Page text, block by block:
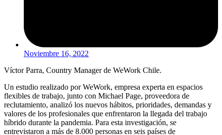
Noviembre 16, 2022
Víctor Parra, Country Manager de WeWork Chile.
Un estudio realizado por WeWork, empresa experta en espacios
flexibles de trabajo, junto con Michael Page, proveedora de
reclutamiento, analizó los nuevos hábitos, prioridades, demandas y
valores de los profesionales que enfrentaron la llegada del trabajo
híbrido durante la pandemia. Para esta investigación, se
entrevistaron a más de 8.000 personas en seis países de